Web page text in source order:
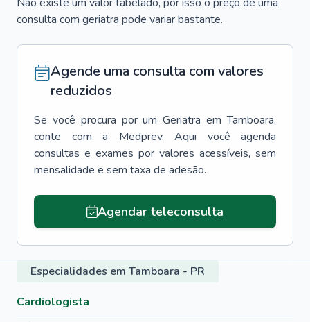
consulta com geriatra pode variar bastante.
Agende uma consulta com valores
reduzidos
Se você procura por um Geriatra em Tamboara,
conte com a Medprev. Aqui você agenda
consultas e exames por valores acessíveis, sem
mensalidade e sem taxa de adesão.
Agendar teleconsulta
Especialidades em Tamboara - PR
Cardiologista